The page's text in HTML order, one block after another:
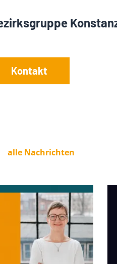
Kontakt
alle Nachrichten